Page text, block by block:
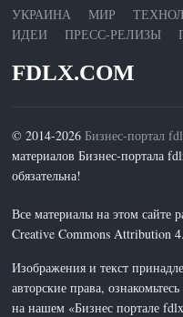
УКРАИНА МИР
ИДЕИ
ПРЕСС-РЕЛИЗЫ
FDLX.COM
© 2014-2026 Бизнес-портал
материалов Бизнес-портала
обязательна!
Все материалы на этом сайте
Creative Commons Attribution
Изображения и текст
авторские права,
на нашем «Бизнес портале